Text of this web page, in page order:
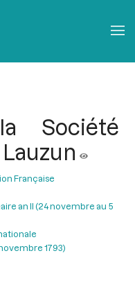
Société
Française
an II (24 novembre au 5
1793)